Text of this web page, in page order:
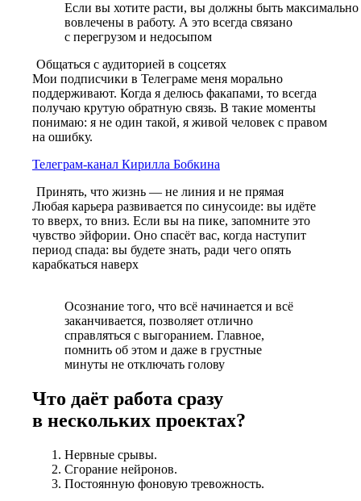
Если вы хотите расти, вы должны быть максимально
вовлечены в работу. А это всегда связано
с перегрузом и недосыпом
Общаться с аудиторией в соцсетях
Мои подписчики в Телеграме меня морально
поддерживают. Когда я делюсь факапами, то всегда
получаю крутую обратную связь. В такие моменты
понимаю: я не один такой, я живой человек с правом
на ошибку.
Телеграм-канал Кирилла Бобкина
Принять, что жизнь — не линия и не прямая
Любая карьера развивается по синусоиде: вы идёте
то вверх, то вниз. Если вы на пике, запомните это
чувство эйфории. Оно спасёт вас, когда наступит
период спада: вы будете знать, ради чего опять
карабкаться наверх
Осознание того, что всё начинается и всё
заканчивается, позволяет отлично
справляться с выгоранием. Главное,
помнить об этом и даже в грустные
минуты не отключать голову
Что даёт работа сразу
в нескольких проектах?
Нервные срывы.
Сгорание нейронов.
Постоянную фоновую тревожность.